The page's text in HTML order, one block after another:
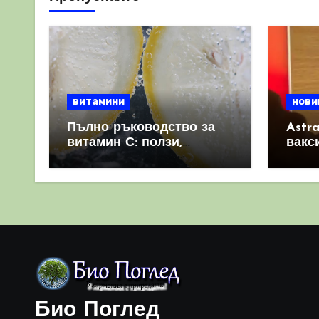
страници
витамини
Пълно ръководство за
витамин С: ползи,
източници и защо е
Био Поглед